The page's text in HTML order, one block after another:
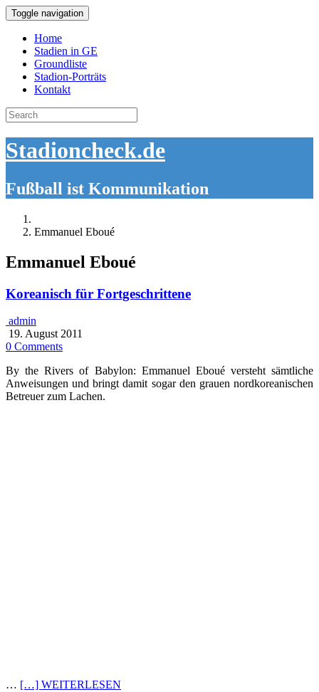
Toggle navigation
Home
Stadien in GE
Groundliste
Stadion-Porträts
Kontakt
Search
for:
Stadioncheck.de
Fußball ist Kommunikation
Emmanuel Eboué
Emmanuel Eboué
Koreanisch für Fortgeschrittene
admin
19. August 2011
0 Comments
By the Rivers of Babylon: Emmanuel Eboué versteht sämtliche
Anweisungen und bringt damit sogar den grauen nordkoreanischen
Betreuer zum Lachen.
… […] WEITERLESEN